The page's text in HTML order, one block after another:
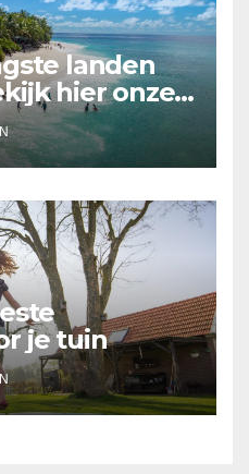
landen
hier onze
je tuin